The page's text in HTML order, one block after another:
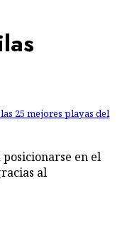
25 mejores playas del
en el
al